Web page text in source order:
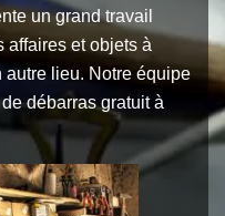
un grand travail
affaires et objets à
autre lieu. Notre équipe
débarras gratuit à